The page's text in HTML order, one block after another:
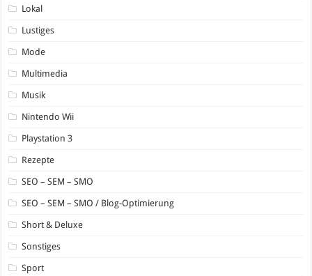
Lokal
Lustiges
Mode
Multimedia
Musik
Nintendo Wii
Playstation 3
Rezepte
SEO – SEM – SMO
SEO – SEM – SMO / Blog-Optimierung
Short & Deluxe
Sonstiges
Sport